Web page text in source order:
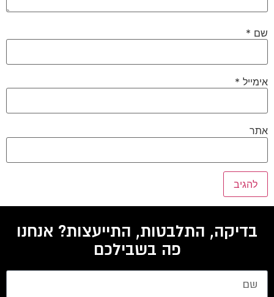
שם *
אימייל *
אתר
בדיקה, התלבטות, התייעצות? אנחנו
פה בשבילכם